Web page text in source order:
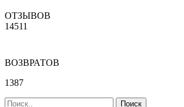
ОТЗЫВОВ
14511
ВОЗВРАТОВ
1387